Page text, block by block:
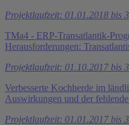
Projektlaufzeit: 01.01.2018 bis
TMa4 - ERP-Transatlantik-
Herausforderungen:
Projektlaufzeit: 01.10.2017 bis
Verbesserte Kochherde im
Auswirkungen und der
Projektlaufzeit: 01.01.2017 bis